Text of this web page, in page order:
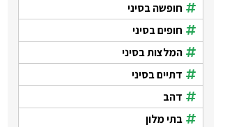
חופשה בסיני
חופים בסיני
המלצות בסיני
דתיים בסיני
דהב
בתי מלון